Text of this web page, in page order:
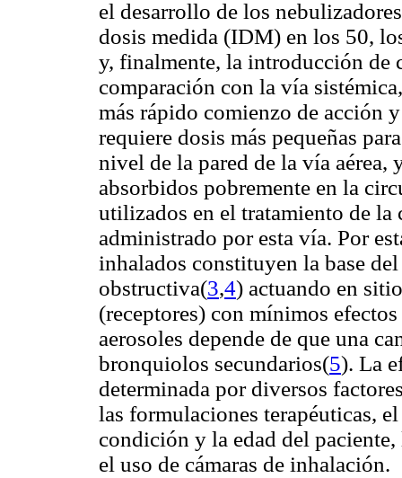
el desarrollo de los
dosis medida (IDM) en los 50,
y, finalmente, la introducción de
comparación con la vía
más rápido comienzo de acción
requiere dosis más pequeñas
nivel de la pared de la vía aérea,
absorbidos pobremente en la
utilizados en el tratamiento de la
administrado por esta vía. Por
inhalados constituyen la base
obstructiva(3,4) actuando en
(receptores) con mínimos
aerosoles depende de que una
bronquiolos secundarios(5). La
determinada por diversos
las formulaciones terapéuticas,
condición y la edad del
el uso de cámaras de inhalación.